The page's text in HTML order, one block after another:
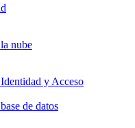
nube
y Acceso
de datos